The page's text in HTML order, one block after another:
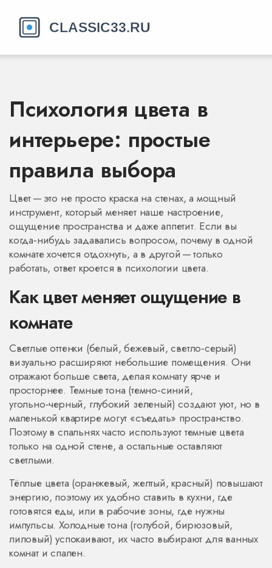
Психология цвета в
интерьере: простые
правила выбора
Цвет — это не просто краска на стенах, а мощный
инструмент, который меняет наше настроение,
ощущение пространства и даже аппетит. Если вы
когда‑нибудь задавались вопросом, почему в одной
комнате хочется отдохнуть, а в другой — только
работать, ответ кроется в психологии цвета.
Как цвет меняет ощущение в
комнате
Светлые оттенки (белый, бежевый, светло‑серый)
визуально расширяют небольшие помещения. Они
отражают больше света, делая комнату ярче и
просторнее. Темные тона (темно‑синий,
угольно‑черный, глубокий зеленый) создают уют, но в
маленькой квартире могут «съедать» пространство.
Поэтому в спальнях часто используют темные цвета
только на одной стене, а остальные оставляют
светлыми.
Тёплые цвета (оранжевый, желтый, красный) повышают
энергию, поэтому их удобно ставить в кухни, где
готовятся еды, или в рабочие зоны, где нужны
импульсы. Холодные тона (голубой, бирюзовый,
лиловый) успокаивают, их часто выбирают для ванных
комнат и спален.